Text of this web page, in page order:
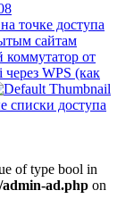
точке доступа
сайтам
от
WPS (как
списки доступа
of type bool in
ad.php on